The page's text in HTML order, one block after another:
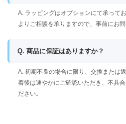
A. ラッピングはオプションにて承って
よりご相談を承りますので、事前にお問
Q. 商品に保証はありますか？
A. 初期不良の場合に限り、交換または
着後は速やかにご確認いただき、不具
ださい。